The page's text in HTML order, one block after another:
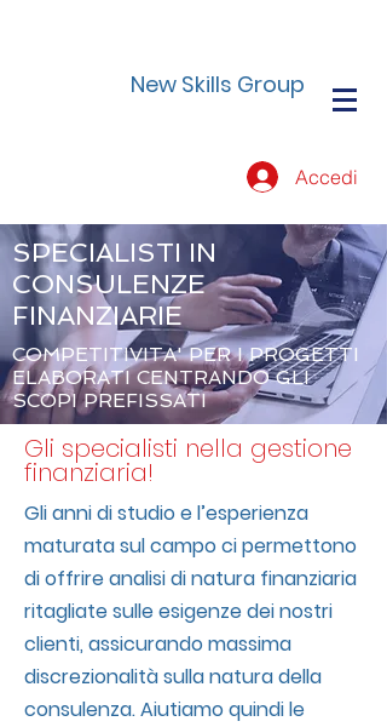
New Skills Group
Accedi
SPECIALISTI IN
CONSULENZE
FINANZIARIE
COMPETITIVITA' PER I PROGETTI
ELABORATI CENTRANDO GLI
SCOPI PREFISSATI
Gli specialisti nella gestione
finanziaria!
Gli anni di studio e l’esperienza
maturata sul campo ci permettono
di offrire analisi di natura finanziaria
ritagliate sulle esigenze dei nostri
clienti, assicurando massima
discrezionalità sulla natura della
consulenza. Aiutiamo quindi le